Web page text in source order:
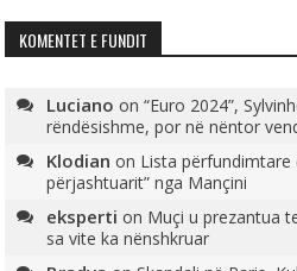
KOMENTET E FUNDIT
Luciano on“Euro 2024”,
rëndësishme, por në nëntor
Klodian on Lista përfundimtare
përjashtuarit” nga Mançini
eksperti on Muçi u prezantua
sa vite ka nënshkruar